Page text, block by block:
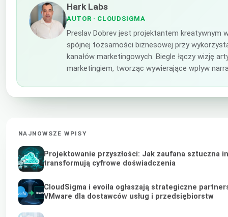
Hark Labs
AUTOR · CLOUDSIGMA
Preslav Dobrev jest projektantem kreatywnym
spójnej tożsamości biznesowej przy
kanałów marketingowych. Biegle łączy wizję
marketingiem, tworząc wywierające wpływ
NAJNOWSZE WPISY
Projektowanie przyszłości: Jak zaufana sztuczna
transformują cyfrowe doświadczenia
CloudSigma i evoila ogłaszają strategiczne
VMware dla dostawców usług i przedsiębiorstw